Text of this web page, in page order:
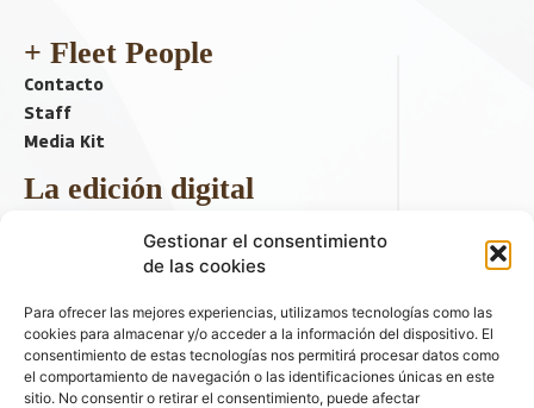
Gestionar el consentimiento
de las cookies
Para ofrecer las mejores experiencias, utilizamos tecnologías como las
cookies para almacenar y/o acceder a la información del dispositivo. El
consentimiento de estas tecnologías nos permitirá procesar datos como
el comportamiento de navegación o las identificaciones únicas en este
sitio. No consentir o retirar el consentimiento, puede afectar
+ Fleet People
Contacto
Staff
Media Kit
La edición digital
Descargar último ejemplar
ir a hemeroteca
+ Contenido en redes sociales